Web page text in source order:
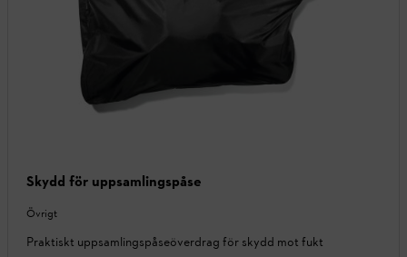
Skydd för uppsamlingspåse
Övrigt
Praktiskt uppsamlingspåseöverdrag för skydd mot fukt